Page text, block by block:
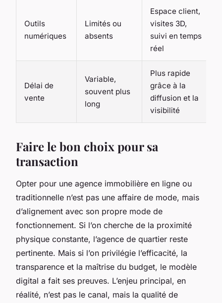
Outils
numériques
Limités ou
absents
Espace client,
visites 3D,
suivi en temps
réel
Délai de
vente
Variable,
souvent plus
long
Plus rapide
grâce à la
diffusion et la
visibilité
Faire le bon choix pour sa
transaction
Opter pour une agence immobilière en ligne ou
traditionnelle n’est pas une affaire de mode, mais
d’alignement avec son propre mode de
fonctionnement. Si l’on cherche de la proximité
physique constante, l’agence de quartier reste
pertinente. Mais si l’on privilégie l’efficacité, la
transparence et la maîtrise du budget, le modèle
digital a fait ses preuves. L’enjeu principal, en
réalité, n’est pas le canal, mais la qualité de